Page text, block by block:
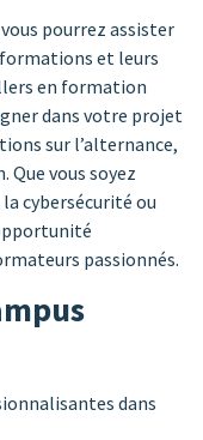
pourrez assister
et leurs
en formation
dans votre projet
sur l’alternance,
Que vous soyez
cybersécurité ou
passionnés.
dans